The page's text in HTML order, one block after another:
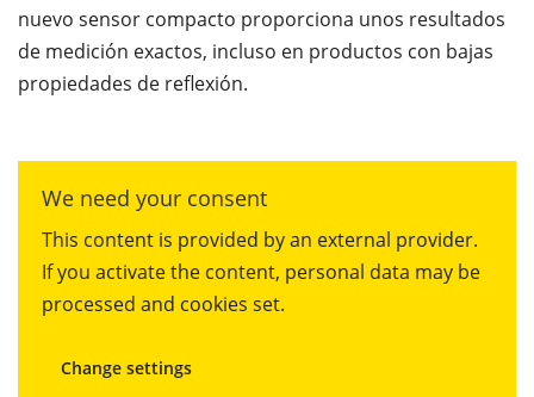
nuevo sensor compacto proporciona unos resultados
de medición exactos, incluso en productos con bajas
propiedades de reflexión.
We need your consent
This content is provided by an external provider.
If you activate the content, personal data may be
processed and cookies set.
Change settings